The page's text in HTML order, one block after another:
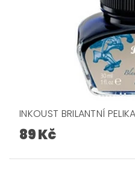
INKOUST BRILANTNÍ
89 Kč